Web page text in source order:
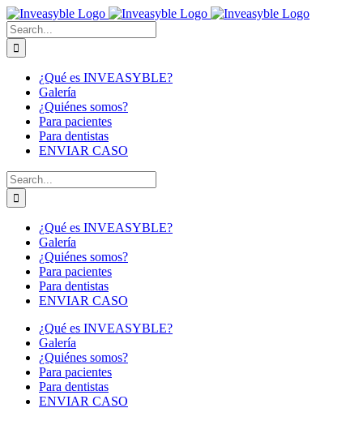
Skip
to
content
Buscar:
¿Qué es INVEASYBLE?
Galería
¿Quiénes somos?
Para pacientes
Para dentistas
ENVIAR CASO
Buscar:
¿Qué es INVEASYBLE?
Galería
¿Quiénes somos?
Para pacientes
Para dentistas
ENVIAR CASO
¿Qué es INVEASYBLE?
Galería
¿Quiénes somos?
Para pacientes
Para dentistas
ENVIAR CASO